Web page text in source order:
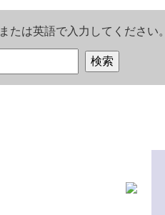
たは英語で入力してください。